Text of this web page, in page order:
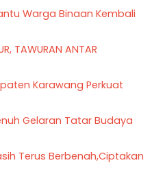
Warga Binaan Kembali
TAWURAN ANTAR
Karawang Perkuat
Gelaran Tatar Budaya
Terus Berbenah,Ciptakan